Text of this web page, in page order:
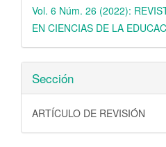
Vol. 6 Núm. 26 (2022):
EN CIENCIAS DE LA
Sección
ARTÍCULO DE REVISIÓN